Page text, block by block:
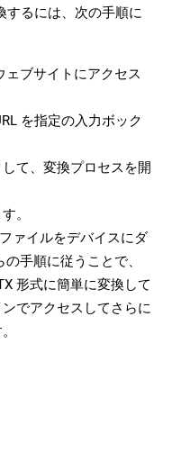
するには、次の手順に
ェブサイトにアクセス
を指定の入力ボック
して、変換プロセスを開
。
ァイルをデバイスにダ
手順に従うことで、
形式に簡単に変換して
でアクセスしてさらに